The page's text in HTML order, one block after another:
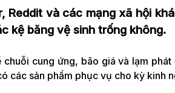
Reddit và các mạng xã hội
kệ băng vệ sinh trống không.
chuỗi cung ứng, bão giá và lạm
các sản phẩm phục vụ cho kỳ kinh